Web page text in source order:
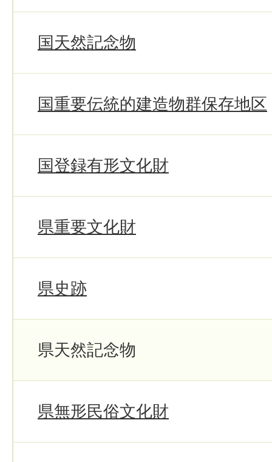
国天然記念物
国重要伝統的建造物群保存地区
国登録有形文化財
県重要文化財
県史跡
県天然記念物
県無形民俗文化財